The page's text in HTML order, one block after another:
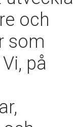
och
som
på